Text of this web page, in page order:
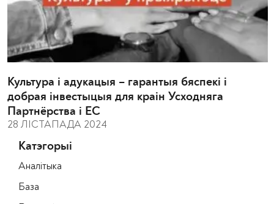
Культура і адукацыя – гарантыя бяспекі і
добрая інвестыцыя для краін Усходняга
Партнёрства і ЕС
28 ЛІСТАПАДА 2024
Катэгорыі
Аналітыка
База